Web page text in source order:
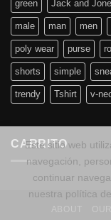
green Jack and
male man men
poly wear purse
shorts simple
trendy Tshirt v-
CARRITO
ABOUT
Este sitio web
navegación,
continuar
nuestra política